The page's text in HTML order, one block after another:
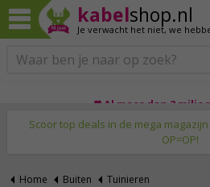
kabelshop.nl
Je verwacht het niet, we
Scoor top deals in de mega
OP=OP!
Home Buiten Tuinieren